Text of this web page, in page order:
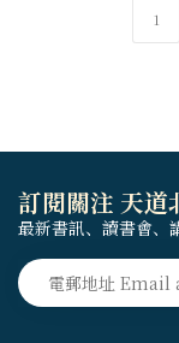
和平易近人的寫作
數信徒更清楚自己
訂閱關注 天道
最新書訊、讀書會、